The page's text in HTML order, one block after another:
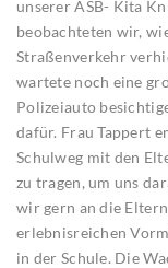
unserer ASB- Kita
beobachteten wir,
Straßenverkehr
wartete noch eine
Polizeiauto
dafür. Frau Tappert
Schulweg mit den
zu tragen, um uns
wir gern an die
erlebnisreichen
in der Schule. Die